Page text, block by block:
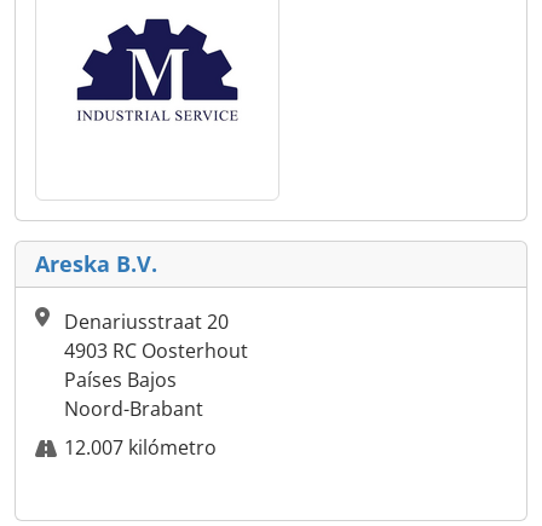
Areska B.V.
Denariusstraat 20
4903 RC Oosterhout
Países Bajos
Noord-Brabant
12.007 kilómetro